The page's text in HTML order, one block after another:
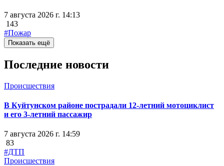
7 августа 2026 г. 14:13
143
#Пожар
Показать ещё
Последние новости
Происшествия
В Куйтунском районе пострадали 12-летний мотоциклист
и его 3-летний пассажир
7 августа 2026 г. 14:59
83
#ДТП
Происшествия